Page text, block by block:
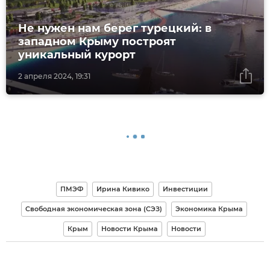
2 апреля 2024, 19:31
Не нужен нам берег турецкий: в
западном Крыму построят
уникальный курорт
ПМЭФ Ирина Кивико Инвестиции
Свободная экономическая зона (СЭЗ) Экономика Крыма
Крым Новости Крыма Новости